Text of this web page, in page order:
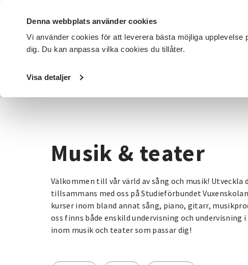
Denna webbplats använder cookies
Vi använder cookies för att leverera bästa möjliga
dig. Du kan anpassa vilka cookies du tillåter.
Visa detaljer
DET HÄR GÖR VI FÖR DIG SOM SÖK KURSER OCH EVENEMANG
Startsida / Kurser och evenemang
Musik & teater
Välkommen till vår värld av sång och musik! Utveckla
tillsammans med oss på Studieförbundet
kurser inom bland annat sång, piano, gitarr,
oss finns både enskild undervisning och undervisning
inom musik och teater som passar dig!